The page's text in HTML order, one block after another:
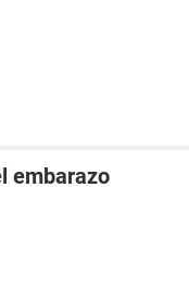
embarazo